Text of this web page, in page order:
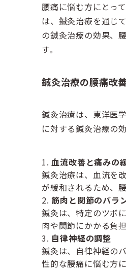
腰痛に悩む方にとっ
は、鍼灸治療を通じ
の鍼灸治療の効果、
す。
鍼灸治療の腰痛改
鍼灸治療は、東洋医
に対する鍼灸治療の
血流改善と痛みの
鍼灸治療は、血流を
が緩和されるため、
筋肉と関節のバラ
鍼灸は、特定のツボ
肉や関節にかかる負
自律神経の調整
鍼灸は、自律神経の
性的な腰痛に悩む方